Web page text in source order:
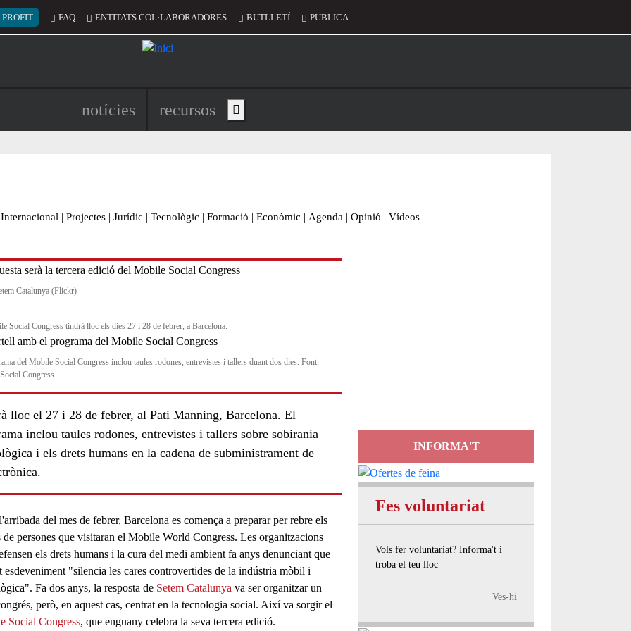
del compte d'usuari
PROFIT FAQ ENTITATS COL·LABORADORES BUTLLETÍ PUBLICA
Navegació principal de l'encapçalament
notícies recursos Show main menu
Internacional | Projectes | Jurídic | Tecnològic | Formació | Econòmic | Agenda | Opinió | Vídeos
Catalunya (Flickr)
Social Congress tindrà lloc els dies 27 i 28 de febrer, a Barcelona.
del Mobile Social Congress inclou taules rodones, entrevistes i tallers duant dos dies. Font:
Congress
lloc el 27 i 28 de febrer, al Pati Manning, Barcelona. El
inclou taules rodones, entrevistes i tallers sobre sobirania
i els drets humans en la cadena de subministrament de
del mes de febrer, Barcelona es comença a preparar per rebre els
de persones que visitaran el Mobile World Congress. Les organitzacions
els drets humans i la cura del medi ambient fa anys denunciant que
esdeveniment "silencia les cares controvertides de la indústria mòbil i
Fa dos anys, la resposta de Setem Catalunya va ser organitzar un
però, en aquest cas, centrat en la tecnologia social. Així va sorgir el
Social Congress, que enguany celebra la seva tercera edició.
INFORMA'T
Fes voluntariat
Vols fer voluntariat? Informa't i
troba el teu lloc
Ves-hi